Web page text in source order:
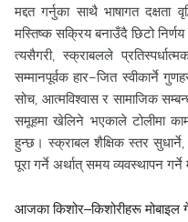
मद्दत गर्नुका साथै भाषागत
मस्तिष्क सक्रिय बनाउँदै छिटो
त्यसैगरी, स्क्राबलले
सम्मानपूर्वक हार–जित स्वीकार्ने
सोच, आत्मविश्वास र सामाजिक
समूहमा खेलिने भएकाले टोलीमा
हुन्छ। स्क्राबल शैक्षिक स्तर
पूरा गर्ने अर्थात् समय व्यवस्थापन गर्ने
आजका किशोर–किशोरीहरू मोबाइल